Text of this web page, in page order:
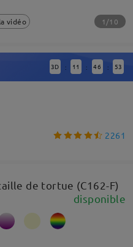
vidéo 1/10
3D : 11 : 46 : 53
2261
de tortue (C162-F)
disponible